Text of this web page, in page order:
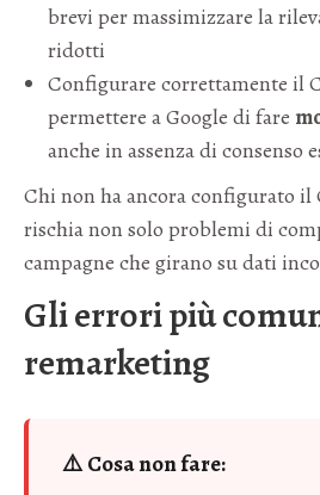
brevi per massimizzare la
ridotti
Configurare correttamente il
permettere a Google di fare
anche in assenza di consenso
Chi non ha ancora configurato il
rischia non solo problemi di
campagne che girano su dati
Gli errori più
remarketing
⚠️ Cosa non fare: